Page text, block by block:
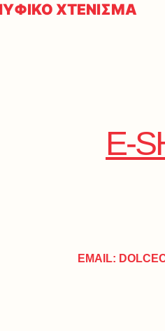
ΧΤΕΝΙΣΜΑ
E-
EMAIL: